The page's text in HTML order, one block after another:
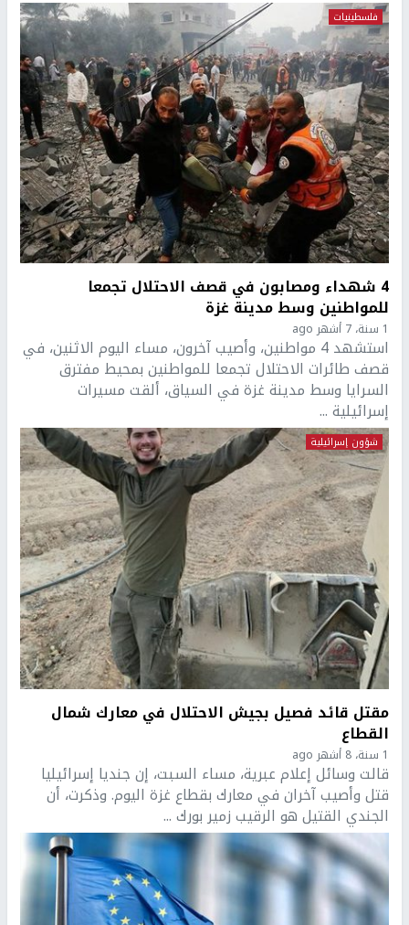
فلسطينيات
4 شهداء ومصابون في قصف الاحتلال تجمعا
للمواطنين وسط مدينة غزة
1 سنة، 7 أشهر ago
استشهد 4 مواطنين، وأصيب آخرون، مساء اليوم الاثنين، في
قصف طائرات الاحتلال تجمعا للمواطنين بمحيط مفترق
السرايا وسط مدينة غزة في السياق، ألقت مسيرات
إسرائيلية ...
شؤون إسرائيلية
مقتل قائد فصيل بجيش الاحتلال في معارك شمال
القطاع
1 سنة، 8 أشهر ago
قالت وسائل إعلام عبرية، مساء السبت، إن جنديا إسرائيليا
قتل وأصيب آخران في معارك بقطاع غزة اليوم. وذكرت، أن
الجندي القتيل هو الرقيب زمير بورك ...